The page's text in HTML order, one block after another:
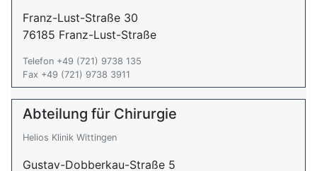
Franz-Lust-Straße 30
76185 Franz-Lust-Straße
Telefon +49 (721) 9738 135
Fax +49 (721) 9738 3911
Abteilung für Chirurgie
Helios Klinik Wittingen
Gustav-Dobberkau-Straße 5